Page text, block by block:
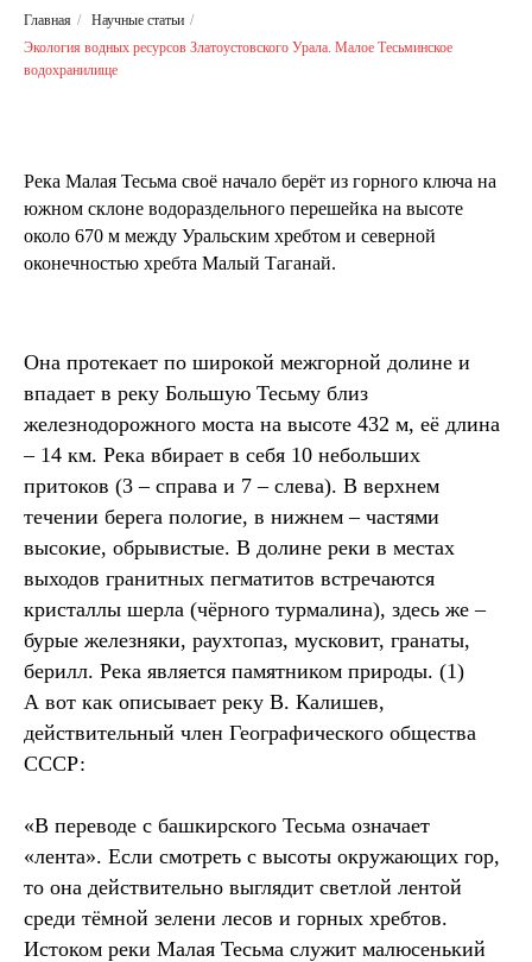
Главная / Научные статьи /
Экология водных ресурсов Златоустовского Урала. Малое Тесьминское
водохранилище
Река Малая Тесьма своё начало берёт из горного ключа на
южном склоне водораздельного перешейка на высоте
около 670 м между Уральским хребтом и северной
оконечностью хребта Малый Таганай.
Она протекает по широкой межгорной долине и
впадает в реку Большую Тесьму близ
железнодорожного моста на высоте 432 м, её длина
– 14 км. Река вбирает в себя 10 небольших
притоков (3 – справа и 7 – слева). В верхнем
течении берега пологие, в нижнем – частями
высокие, обрывистые. В долине реки в местах
выходов гранитных пегматитов встречаются
кристаллы шерла (чёрного турмалина), здесь же –
бурые железняки, раухтопаз, мусковит, гранаты,
берилл. Река является памятником природы. (1)
А вот как описывает реку В. Калишев,
действительный член Географического общества
СССР:
«В переводе с башкирского Тесьма означает
«лента». Если смотреть с высоты окружающих гор,
то она действительно выглядит светлой лентой
среди тёмной зелени лесов и горных хребтов.
Истоком реки Малая Тесьма служит малюсенький